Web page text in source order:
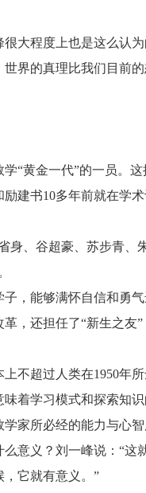
程度上也是这么认为
界的真理比我们目前的
学“黄金一代”的一员。
励建书10多年前就在学
、谷超豪、苏步青
能够满怀自信和勇气
，还担任了“新生之友
不超过人类在1950年所
着学习模式和探索知识
家所必经的能力与心智
义？刘一峰说：“这
它就有意义。”